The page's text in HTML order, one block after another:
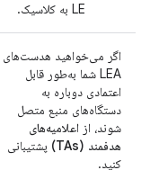
LE به کلاسیک.
اگر می‌خواهید هدست‌های
LEA شما به‌طور قابل
اعتمادی دوباره به
دستگاه‌های منبع متصل
شوند، از اعلامیه‌های
هدفمند (TAs)
پشتیبانی
کنید.